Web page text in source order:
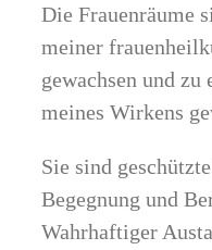
Die Frauenräume
meiner
gewachsen und
meines Wirkens
Sie sind
Begegnung und
Wahrhaftiger